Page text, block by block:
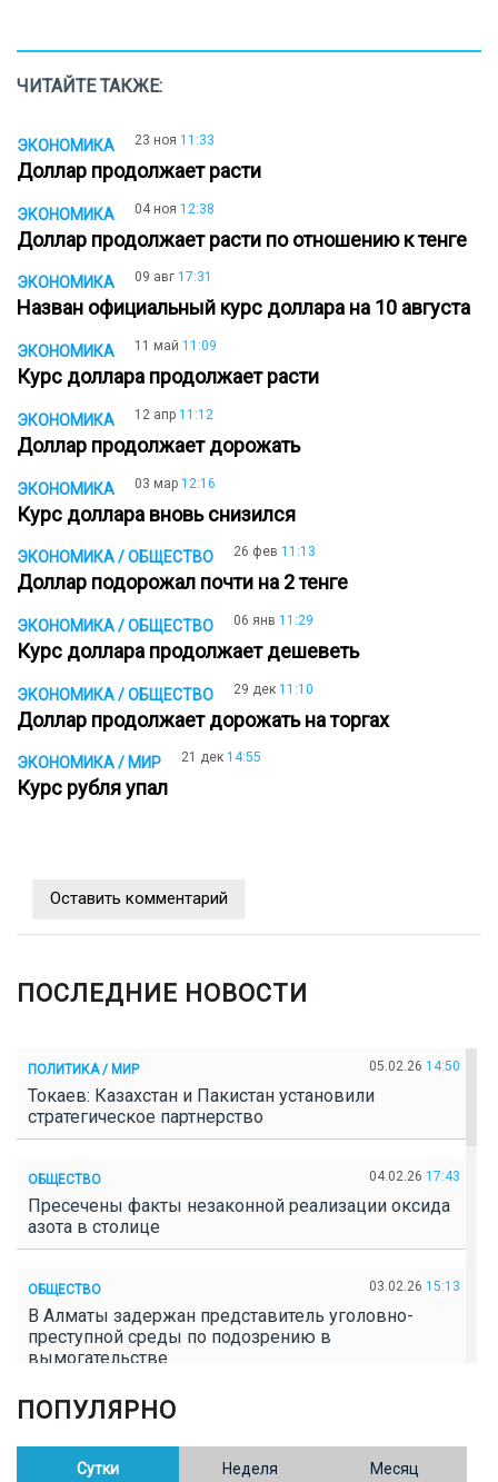
ЧИТАЙТЕ ТАКЖЕ:
ЭКОНОМИКА 23 ноя 11:33
Доллар продолжает расти
ЭКОНОМИКА 04 ноя 12:38
Доллар продолжает расти по отношению к тенге
ЭКОНОМИКА 09 авг 17:31
Назван официальный курс доллара на 10 августа
ЭКОНОМИКА 11 май 11:09
Курс доллара продолжает расти
ЭКОНОМИКА 12 апр 11:12
Доллар продолжает дорожать
ЭКОНОМИКА 03 мар 12:16
Курс доллара вновь снизился
ЭКОНОМИКА / ОБЩЕСТВО 26 фев 11:13
Доллар подорожал почти на 2 тенге
ЭКОНОМИКА / ОБЩЕСТВО 06 янв 11:29
Курс доллара продолжает дешеветь
ЭКОНОМИКА / ОБЩЕСТВО 29 дек 11:10
Доллар продолжает дорожать на торгах
ЭКОНОМИКА / МИР 21 дек 14:55
Курс рубля упал
Оставить комментарий
ПОСЛЕДНИЕ НОВОСТИ
ПОЛИТИКА / МИР 05.02.26 14:50
Токаев: Казахстан и Пакистан установили
стратегическое партнерство
ОБЩЕСТВО 04.02.26 17:43
Пресечены факты незаконной реализации оксида
азота в столице
ОБЩЕСТВО 03.02.26 15:13
В Алматы задержан представитель уголовно-
преступной среды по подозрению в
вымогательстве
ОБЩЕСТВО
Полицейские пресекли незаконное выращивание
конопли в Таразе
ПОПУЛЯРНО
Сутки Неделя Месяц